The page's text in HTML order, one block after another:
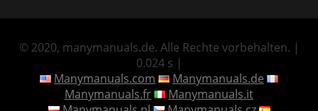
© 2020, manymanuals.de. Alle Rechte vorbehalten. |
0.024 s |
Manymanuals.com
Manymanuals.de
Manymanuals.fr
Manymanuals.it